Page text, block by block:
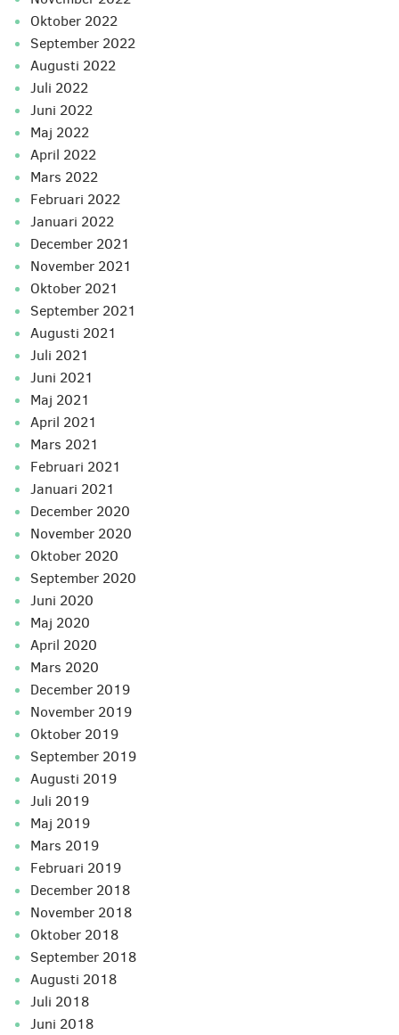
oktober 2022
september 2022
augusti 2022
juli 2022
juni 2022
maj 2022
april 2022
mars 2022
februari 2022
januari 2022
december 2021
november 2021
oktober 2021
september 2021
augusti 2021
juli 2021
juni 2021
maj 2021
april 2021
mars 2021
februari 2021
januari 2021
december 2020
november 2020
oktober 2020
september 2020
juni 2020
maj 2020
april 2020
mars 2020
december 2019
november 2019
oktober 2019
september 2019
augusti 2019
juli 2019
maj 2019
mars 2019
februari 2019
december 2018
november 2018
oktober 2018
september 2018
augusti 2018
juli 2018
juni 2018